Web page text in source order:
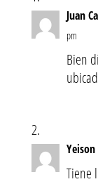
Juan
pm
Bien
Tiene